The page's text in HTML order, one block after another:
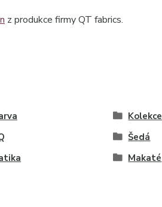
z produkce firmy QT fabrics.
Kolekce
Šedá
Makaté